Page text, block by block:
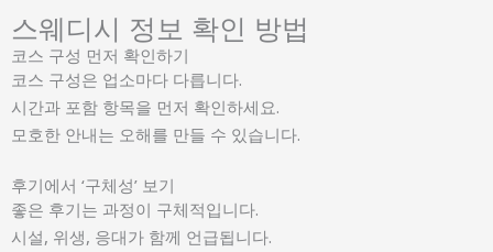
스웨디시 정보 확인 방법
코스 구성 먼저 확인하기
코스 구성은 업소마다 다릅니다.
시간과 포함 항목을 먼저 확인하세요.
모호한 안내는 오해를 만들 수 있습니다.
후기에서 ‘구체성’ 보기
좋은 후기는 과정이 구체적입니다.
시설, 위생, 응대가 함께 언급됩니다.